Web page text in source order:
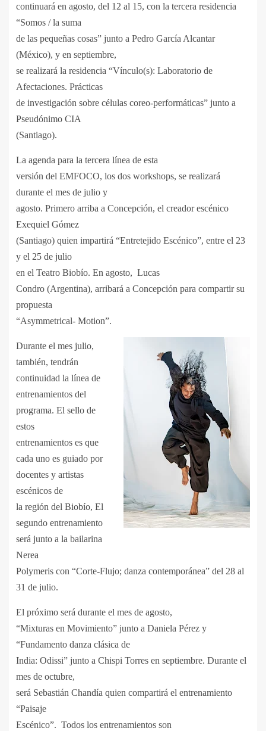
continuará en agosto, del 12 al 15, con la tercera residencia
“Somos / la suma
de las pequeñas cosas” junto a Pedro García Alcantar
(México), y en septiembre,
se realizará la residencia “Vínculo(s): Laboratorio de
Afectaciones. Prácticas
de investigación sobre células coreo-performáticas” junto a
Pseudónimo CIA
(Santiago).
La agenda para la tercera línea de esta
versión del EMFOCO, los dos workshops, se realizará
durante el mes de julio y
agosto. Primero arriba a Concepción, el creador escénico
Exequiel Gómez
(Santiago) quien impartirá “Entretejido Escénico”, entre el 23
y el 25 de julio
en el Teatro Biobío. En agosto, Lucas
Condro (Argentina), arribará a Concepción para compartir su
propuesta
“Asymmetrical- Motion”.
Durante el mes julio,
también, tendrán
continuidad la línea de
entrenamientos del
programa. El sello de
estos
entrenamientos es que
cada uno es guiado por
docentes y artistas
escénicos de
la región del Biobío, El
segundo entrenamiento
será junto a la bailarina
Nerea
Polymeris con “Corte-Flujo; danza contemporánea” del 28 al
31 de julio.
El próximo será durante el mes de agosto,
“Mixturas en Movimiento” junto a Daniela Pérez y
“Fundamento danza clásica de
India: Odissi” junto a Chispi Torres en septiembre. Durante el
mes de octubre,
será Sebastián Chandía quien compartirá el entrenamiento
“Paisaje
Escénico”. Todos los entrenamientos son